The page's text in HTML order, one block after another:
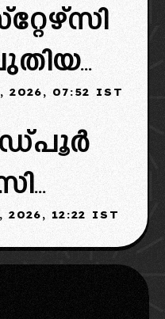
AUG 03, 2026, 07:52 IST
AUG 02, 2026, 12:22 IST